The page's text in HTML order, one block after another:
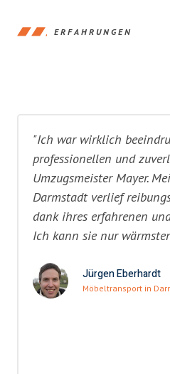
ERFAHRUNGEN
"Ich war wirklich
professionellen und
Umzugsmeister Mayer.
Darmstadt verlief
dank ihres erfahrenen
Ich kann sie nur
Jürgen Eberhardt
Möbeltransport in